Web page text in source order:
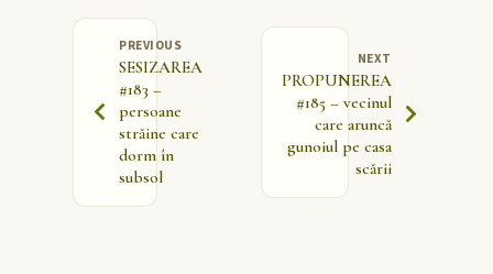
PREVIOUS
SESIZAREA
#183 –
persoane
străine care
dorm în
subsol
NEXT
PROPUNEREA
#185 – vecinul
care aruncă
gunoiul pe casa
scării